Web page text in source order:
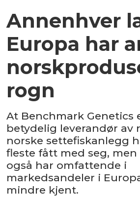
Annenhver
Europa har
rogn
At Benchmark Genetics
betydelig leverandør av
norske settefiskanlegg
fleste fått med seg,
også har omfattende i
markedsandeler i
mindre kjent.